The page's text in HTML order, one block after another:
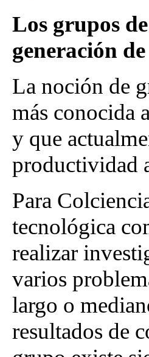
Los grupos
generación
La noción de
más conocida
y que
productividad
Para
tecnológica
realizar
varios
largo o
resultados de